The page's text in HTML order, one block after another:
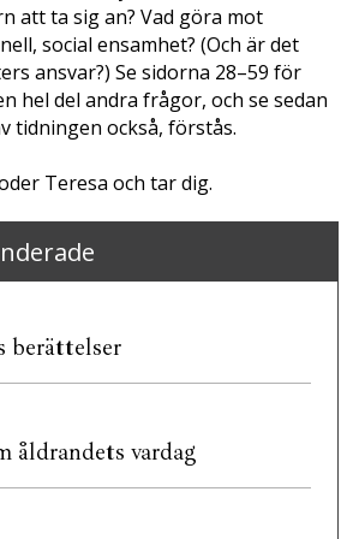
att ta sig an? Vad göra mot
social ensamhet? (Och är det
ansvar?) Se sidorna 28–59 för
hel del andra frågor, och se sedan
tidningen också, förstås.
Teresa och tar dig.
berättelser
åldrandets vardag